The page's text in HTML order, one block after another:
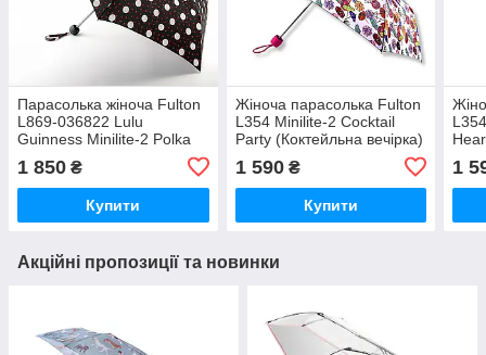
Парасолька жіноча Fulton
L869-036822 Lulu
Guinness Minilite-2 Polka
1 850 ₴
Купити
Жіноча парасолька Fulton
L354 Minilite-2 Cocktail
Party (Коктейльна вечірка)
1 590₴
Купити
1
Акційні пропозиції та новинки